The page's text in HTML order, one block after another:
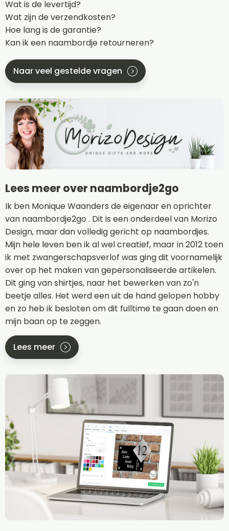
Wat is de levertijd?
Wat zijn de verzendkosten?
Hoe lang is de garantie?
Kan ik een naambordje retourneren?
Naar veel gestelde vragen
Lees meer over naambordje2go
Ik ben Monique Waanders de eigenaar en oprichter
van naambordje2go . Dit is een onderdeel van Morizo
Design, maar dan volledig gericht op naambordjes.
Mijn hele leven ben ik al wel creatief, maar in 2012 toen
ik met zwangerschapsverlof was ging dit voornamelijk
over op het maken van gepersonaliseerde artikelen.
Dit ging van shirtjes, naar het bewerken van zo'n
beetje alles. Het werd een uit de hand gelopen hobby
en zo heb ik besloten om dit fulltime te gaan doen en
mijn baan op te zeggen.
Lees meer